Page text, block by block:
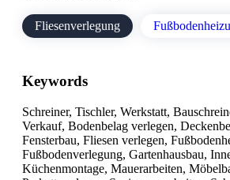
Fliesenverlegung
Keywords
Schreiner, Tischler, Werkstatt,
Verkauf, Bodenbelag verlegen,
Fensterbau, Fliesen verlegen,
Fußbodenverlegung, Gartenhausbau,
Küchenmontage, Mauerarbeiten,